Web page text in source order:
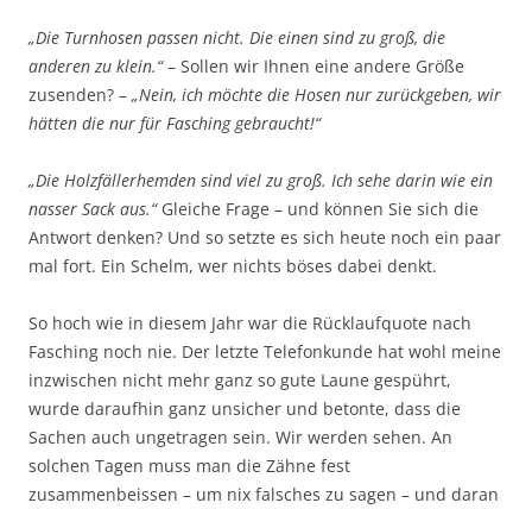
„Die Turnhosen passen nicht. Die einen sind zu groß, die
anderen zu klein.“– Sollen wir Ihnen eine andere Größe
zusenden? – „Nein, ich möchte die Hosen nur zurückgeben, wir
hätten die nur für Fasching gebraucht!“
„Die Holzfällerhemden sind viel zu groß. Ich sehe darin wie ein
nasser Sack aus.“Gleiche Frage – und können Sie sich die
Antwort denken? Und so setzte es sich heute noch ein paar
mal fort. Ein Schelm, wer nichts böses dabei denkt.
So hoch wie in diesem Jahr war die Rücklaufquote nach
Fasching noch nie. Der letzte Telefonkunde hat wohl meine
inzwischen nicht mehr ganz so gute Laune gespührt,
wurde daraufhin ganz unsicher und betonte, dass die
Sachen auch ungetragen sein. Wir werden sehen. An
solchen Tagen muss man die Zähne fest
zusammenbeissen – um nix falsches zu sagen – und daran